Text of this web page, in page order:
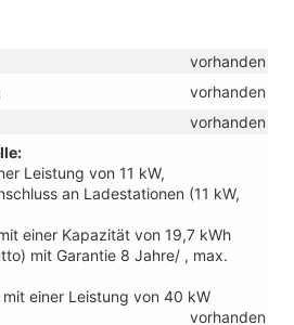
vorhanden
vorhanden
vorhanden
Leistung von 11 kW,
an Ladestationen (11 kW,
einer Kapazität von 19,7 kWh
mit Garantie 8 Jahre/ , max.
einer Leistung von 40 kW
vorhanden